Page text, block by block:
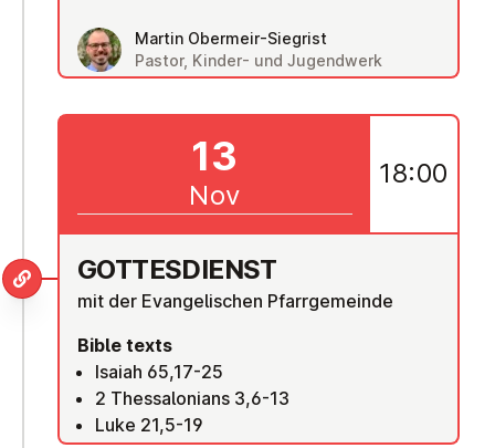
Martin Obermeir-Siegrist
Pastor, Kinder- und Jugendwerk
GOTTES­DI­ENST
mit der Evangelischen Pfarrgemeinde
Bible texts
Isaiah 65,17-25
2 Thessalonians 3,6-13
Luke 21,5-19
13
Nov
18:00